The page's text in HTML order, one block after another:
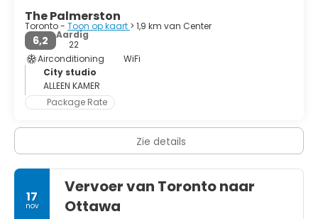
The Palmerston
Toronto - Toon op kaart > 1,9 km van Center
6,2
Aardig
22
Airconditioning
WiFi
City studio
ALLEEN KAMER
Package Rate
Zie details
17
nov
Vervoer van Toronto naar
Ottawa